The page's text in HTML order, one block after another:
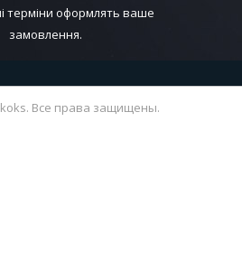
терміни оформлять ваше
замовлення.
Все права защищены.